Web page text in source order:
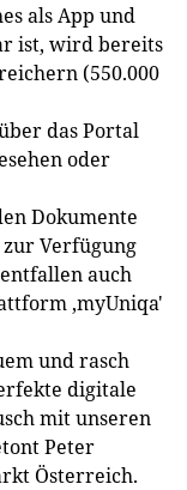
als App und
ist, wird bereits
(550.000
das Portal
oder
Dokumente
Verfügung
auch
‚myUniqa'
und rasch
digitale
mit unseren
Peter
Österreich.